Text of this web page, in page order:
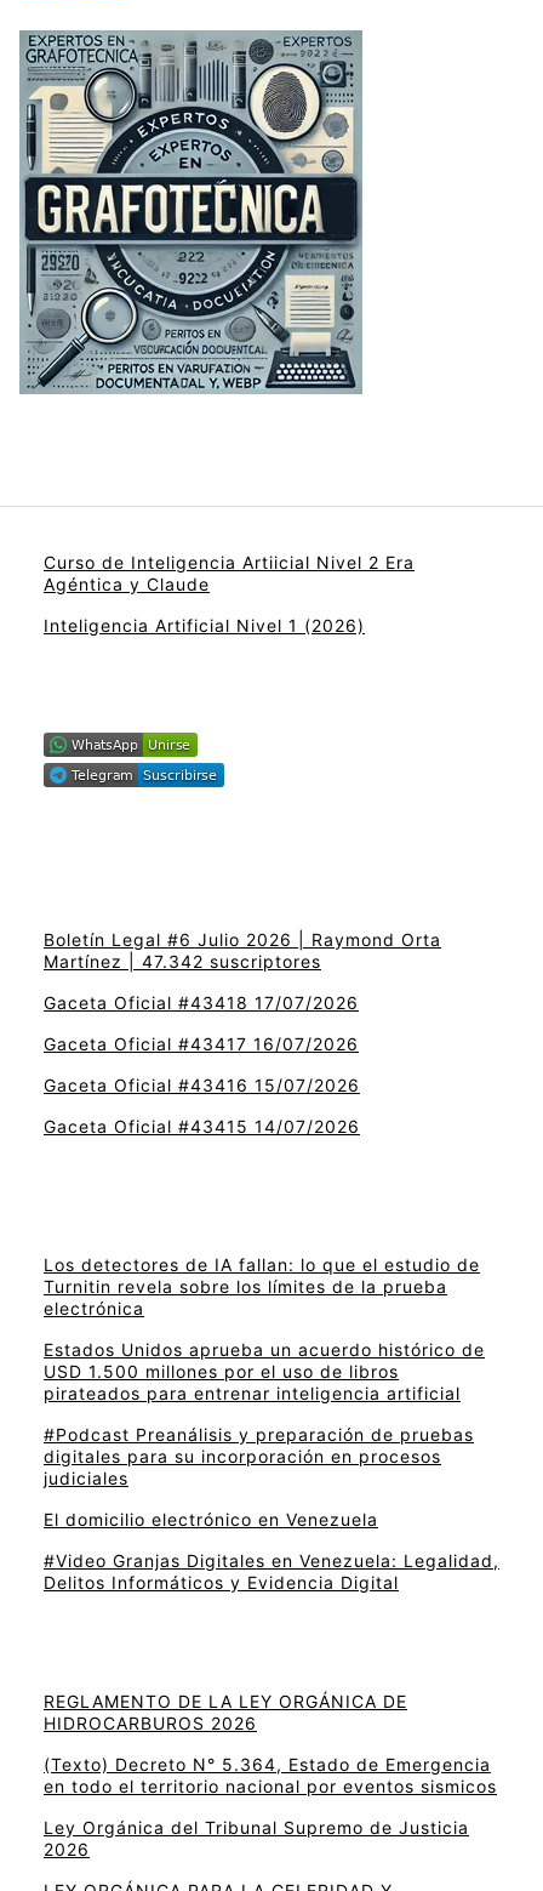
Curso de Inteligencia Artiicial Nivel 2 Era
Agéntica y Claude
Inteligencia Artificial Nivel 1 (2026)
Boletín Legal #6 Julio 2026 | Raymond Orta
Martínez | 47.342 suscriptores
Gaceta Oficial #43418 17/07/2026
Gaceta Oficial #43417 16/07/2026
Gaceta Oficial #43416 15/07/2026
Gaceta Oficial #43415 14/07/2026
Los detectores de IA fallan: lo que el estudio de
Turnitin revela sobre los límites de la prueba
electrónica
Estados Unidos aprueba un acuerdo histórico de
USD 1.500 millones por el uso de libros
pirateados para entrenar inteligencia artificial
#Podcast Preanálisis y preparación de pruebas
digitales para su incorporación en procesos
judiciales
El domicilio electrónico en Venezuela
#Video Granjas Digitales en Venezuela: Legalidad,
Delitos Informáticos y Evidencia Digital
REGLAMENTO DE LA LEY ORGÁNICA DE
HIDROCARBUROS 2026
(Texto) Decreto N° 5.364, Estado de Emergencia
en todo el territorio nacional por eventos sismicos
Ley Orgánica del Tribunal Supremo de Justicia
2026